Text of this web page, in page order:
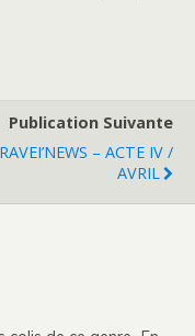
Publication Suivante
– ACTE IV /
AVRIL